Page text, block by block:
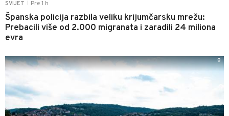
SVIJET Pre 1 h
Španska policija razbila veliku krijumčarsku mrežu:
Prebacili više od 2.000 migranata i zaradili 24 miliona
evra
0